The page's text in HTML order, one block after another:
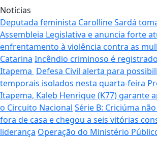
Notícias
Deputada feminista Carolline Sardá
Assembleia Legislativa e anuncia forte
enfrentamento à violência contra as
Catarina Incêndio criminoso é
Itapema Defesa Civil alerta para
temporais isolados nesta quarta-feira
Itapema, Kaleb Henrique (K77) garante
o Circuito Nacional Série B: Criciúma
fora de casa e chegou a seis vitórias
liderança Operação do Ministério